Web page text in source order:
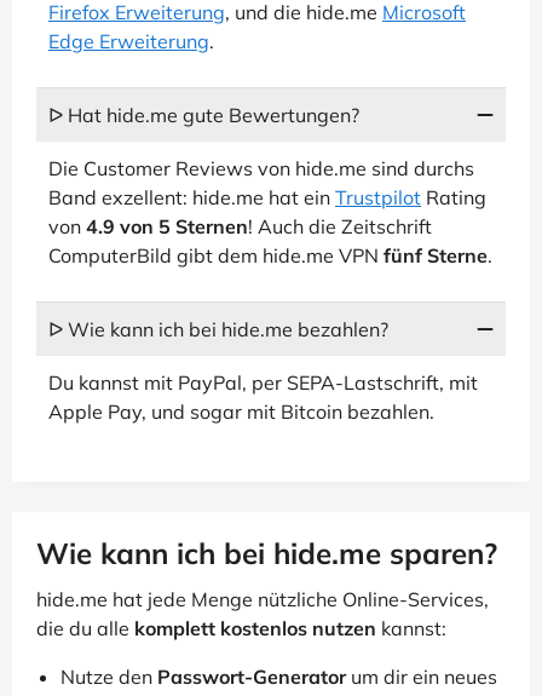
Firefox Erweiterung, und die hide.me Microsoft
Edge Erweiterung.
ᐅ Hat hide.me gute Bewertungen?
Die Customer Reviews von hide.me sind durchs
Band exzellent: hide.me hat ein Trustpilot Rating
von 4.9 von 5 Sternen! Auch die Zeitschrift
ComputerBild gibt dem hide.me VPN fünf Sterne.
ᐅ Wie kann ich bei hide.me bezahlen?
Du kannst mit PayPal, per SEPA-Lastschrift, mit
Apple Pay, und sogar mit Bitcoin bezahlen.
Wie kann ich bei hide.me sparen?
hide.me hat jede Menge nützliche Online-Services,
die du alle komplett kostenlos nutzen kannst:
Nutze den Passwort-Generatorum dir ein neues